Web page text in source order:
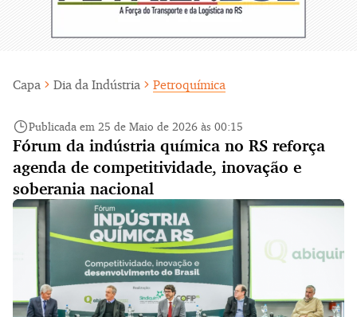
Capa Dia da Indústria Petroquímica
Publicada em 25 de Maio de 2026 às 00:15
Fórum da indústria química no RS reforça
agenda de competitividade, inovação e
soberania nacional